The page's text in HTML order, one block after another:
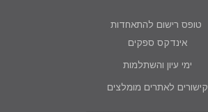
טופס רישום להתאחדות
אינדקס ספקים
ימי עיון והשתלמות
קישורים לאתרים מומלצים